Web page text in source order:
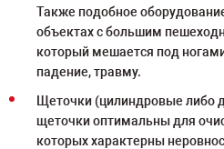
Также подобное
объектах с большим
который мешается под
падение, травму.
Щеточки (цилиндровые
щеточки оптимальны для
которых характерны